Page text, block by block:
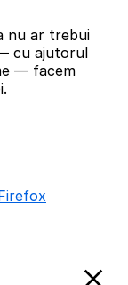
nu ar trebui
cu ajutorul
— facem